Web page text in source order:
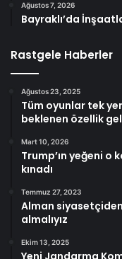
Ağustos 7, 2026
Bayraklı’da
Rastgele Haberler
Ağustos 23, 2025
Tüm oyunlar tek
beklenen özellik
Mart 10, 2026
Trump’ın yeğeni o
kınadı
Temmuz 27, 2023
Alman siyasetçiden
almalıyız
Ekim 13, 2025